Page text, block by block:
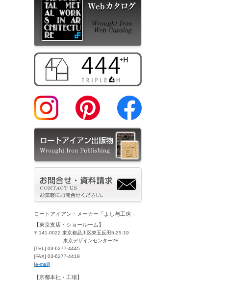
ロートアイアン・メーカー「よし与工房」
【東京支店・ショールーム】
〒141-0022 東京都品川区東五反田5-25-19
東京デザインセンター2F
[TEL] 03-6277-4445
[FAX] 03-6277-4419
[e-mail]
【京都本社・工場】